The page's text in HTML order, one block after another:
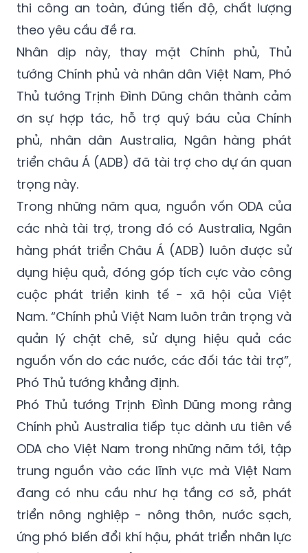
mỏi của hàng ngàn cán bộ, kĩ sư, công
nhân, người lao động trên công trường để
thi công an toàn, đúng tiến độ, chất lượng
theo yêu cầu đề ra.
Nhân dịp này, thay mặt Chính phủ, Thủ
tướng Chính phủ và nhân dân Việt Nam, Phó
Thủ tướng Trịnh Đình Dũng chân thành cảm
ơn sự hợp tác, hỗ trợ quý báu của Chính
phủ, nhân dân Australia, Ngân hàng phát
triển châu Á (ADB) đã tài trợ cho dự án quan
trọng này.
Trong những năm qua, nguồn vốn ODA của
các nhà tài trợ, trong đó có Australia, Ngân
hàng phát triển Châu Á (ADB) luôn được sử
dụng hiệu quả, đóng góp tích cực vào công
cuộc phát triển kinh tế - xã hội của Việt
Nam. “Chính phủ Việt Nam luôn trân trọng và
quản lý chặt chẽ, sử dụng hiệu quả các
nguồn vốn do các nước, các đối tác tài trợ”,
Phó Thủ tướng khẳng định.
Phó Thủ tướng Trịnh Đình Dũng mong rằng
Chính phủ Australia tiếp tục dành ưu tiên về
ODA cho Việt Nam trong những năm tới, tập
trung nguồn vào các lĩnh vực mà Việt Nam
đang có nhu cầu như hạ tầng cơ sở, phát